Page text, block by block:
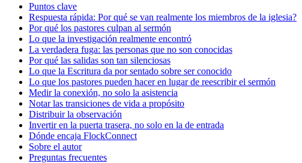
Puntos clave
Respuesta rápida: Por qué se van realmente los miembros de la iglesia?
Por qué los pastores culpan al sermón
Lo que la investigación realmente encontró
La verdadera fuga: las personas que no son conocidas
Por qué las salidas son tan silenciosas
Lo que la Escritura da por sentado sobre ser conocido
Lo que los pastores pueden hacer en lugar de reescribir el sermón
Medir la conexión, no solo la asistencia
Notar las transiciones de vida a propósito
Distribuir la observación
Invertir en la puerta trasera, no solo en la de entrada
Dónde encaja FlockConnect
Sobre el autor
Preguntas frecuentes